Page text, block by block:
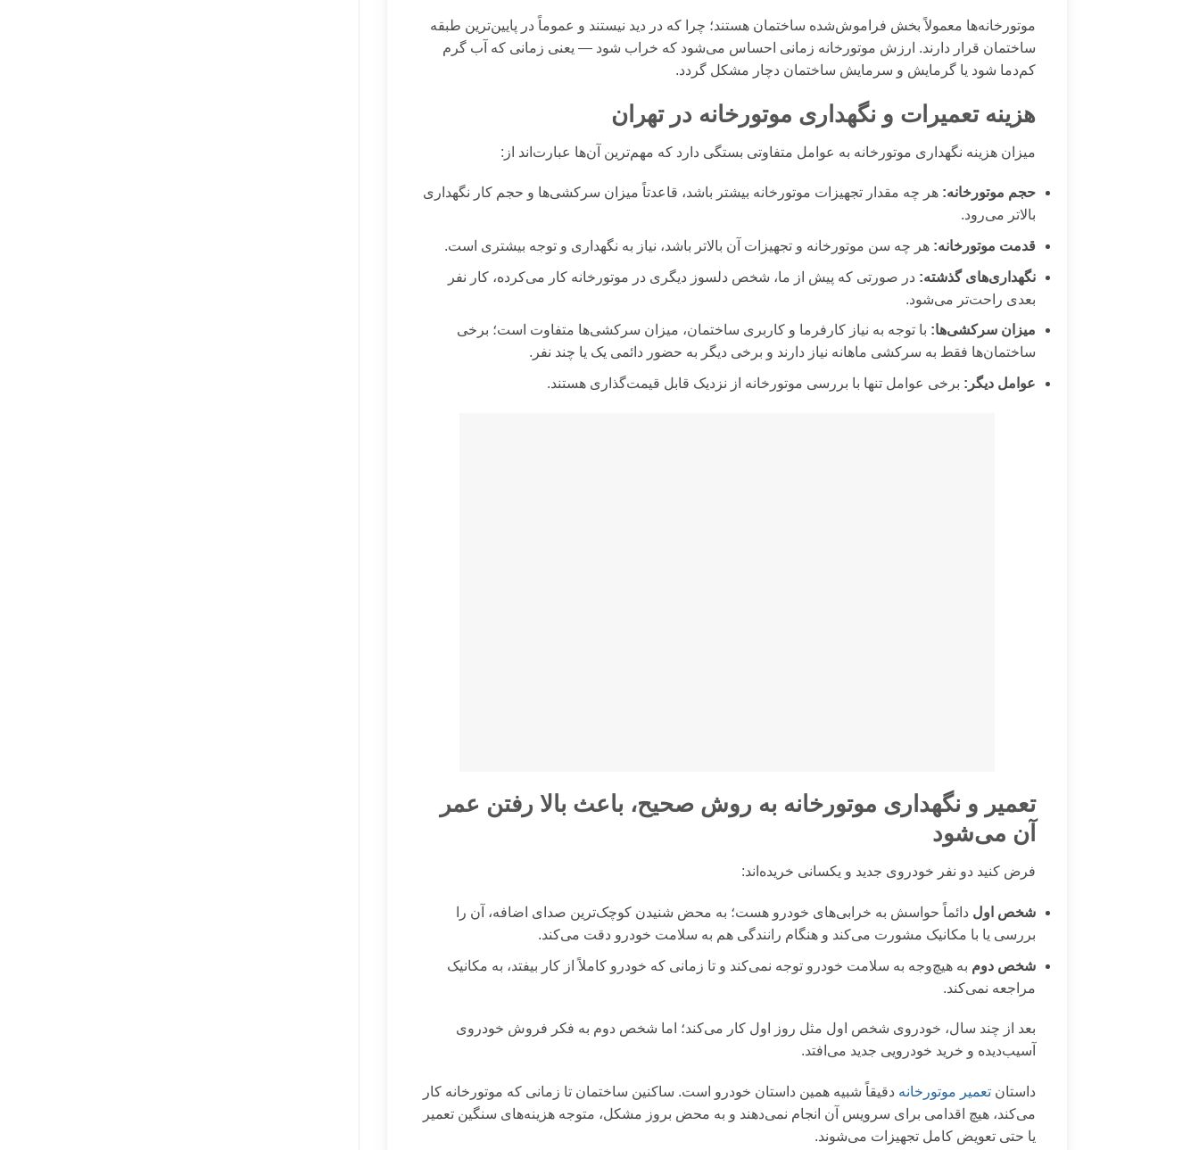
موتورخانه‌ها معمولاً بخش فراموش‌شده ساختمان هستند؛ چرا که در دید نیستند و عموماً در پایین‌ترین طبقه
ساختمان قرار دارند. ارزش موتورخانه زمانی احساس می‌شود که خراب شود — یعنی زمانی که آب گرم
کم‌دما شود یا گرمایش و سرمایش ساختمان دچار مشکل گردد.
هزینه تعمیرات و نگهداری موتورخانه در تهران
میزان هزینه نگهداری موتورخانه به عوامل متفاوتی بستگی دارد که مهم‌ترین آن‌ها عبارت‌اند از:
حجم موتورخانه: هر چه مقدار تجهیزات موتورخانه بیشتر باشد، قاعدتاً میزان سرکشی‌ها و حجم کار نگهداری
بالاتر می‌رود.
قدمت موتورخانه: هر چه سن موتورخانه و تجهیزات آن بالاتر باشد، نیاز به نگهداری و توجه بیشتری است.
نگهداری‌های گذشته: در صورتی که پیش از ما، شخص دلسوز دیگری در موتورخانه کار می‌کرده، کار نفر
بعدی راحت‌تر می‌شود.
میزان سرکشی‌ها: با توجه به نیاز کارفرما و کاربری ساختمان، میزان سرکشی‌ها متفاوت است؛ برخی
ساختمان‌ها فقط به سرکشی ماهانه نیاز دارند و برخی دیگر به حضور دائمی یک یا چند نفر.
عوامل دیگر: برخی عوامل تنها با بررسی موتورخانه از نزدیک قابل قیمت‌گذاری هستند.
تعمیر و نگهداری موتورخانه به روش صحیح، باعث بالا رفتن عمر
آن می‌شود
فرض کنید دو نفر خودروی جدید و یکسانی خریده‌اند:
شخص اول دائماً حواسش به خرابی‌های خودرو هست؛ به محض شنیدن کوچک‌ترین صدای اضافه، آن را
بررسی یا با مکانیک مشورت می‌کند و هنگام رانندگی هم به سلامت خودرو دقت می‌کند.
شخص دوم به هیچ‌وجه به سلامت خودرو توجه نمی‌کند و تا زمانی که خودرو کاملاً از کار بیفتد، به مکانیک
مراجعه نمی‌کند.
بعد از چند سال، خودروی شخص اول مثل روز اول کار می‌کند؛ اما شخص دوم به فکر فروش خودروی
آسیب‌دیده و خرید خودرویی جدید می‌افتد.
داستان تعمیر موتورخانه دقیقاً شبیه همین داستان خودرو است. ساکنین ساختمان تا زمانی که موتورخانه کار
می‌کند، هیچ اقدامی برای سرویس آن انجام نمی‌دهند و به محض بروز مشکل، متوجه هزینه‌های سنگین تعمیر
یا حتی تعویض کامل تجهیزات می‌شوند.